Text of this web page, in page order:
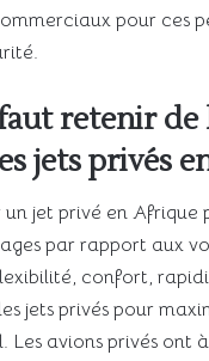
pour ces
retenir de
jets privés
un jet privé en Afrique
par rapport aux
confort,
jets privés pour
Les avions privés ont